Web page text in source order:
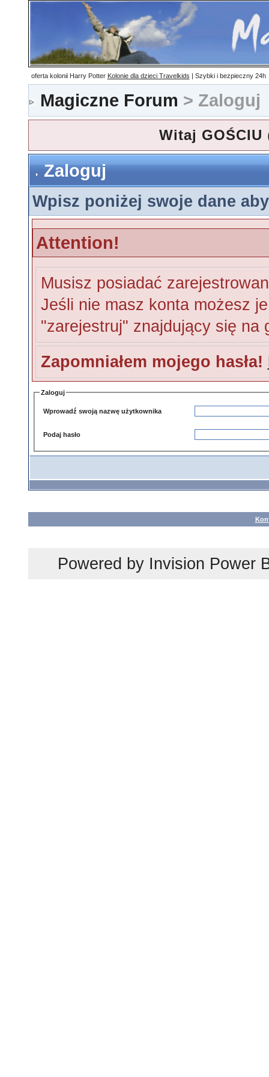
oferta kolonii Harry Potter Kolonie dla dzieci Travelkids | Szybki i bezpieczny 24h
Magiczne Forum > Zaloguj
Witaj GOŚCIU
Zaloguj
Wpisz poniżej swoje dane
Attention!
Musisz posiadać
Jeśli nie masz konta możesz
"zarejestruj" znajdujący się na
Zapomniałem mojego hasła!
Zaloguj
Wprowadź swoją nazwę użytkownika
Podaj hasło
Powered by Invision Power